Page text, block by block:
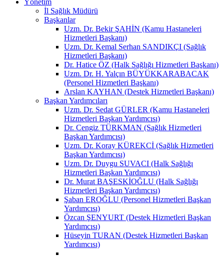
İl Sağlık Müdürü
Başkanlar
Uzm. Dr. Bekir ŞAHİN (Kamu Hastaneleri
Hizmetleri Başkanı)
Uzm. Dr. Kemal Serhan SANDIKÇI (Sağlık
Hizmetleri Başkanı)
Dr. Hatice ÖZ (Halk Sağlığı Hizmetleri Başkanı)
Uzm. Dr. H. Yalçın BÜYÜKKARABACAK
(Personel Hizmetleri Başkanı)
Arslan KAYHAN (Destek Hizmetleri Başkanı)
Başkan Yardımcıları
Uzm. Dr. Sedat GÜRLER (Kamu Hastaneleri
Hizmetleri Başkan Yardımcısı)
Dr. Cengiz TÜRKMAN (Sağlık Hizmetleri
Başkan Yardımcısı)
Uzm. Dr. Koray KÜREKCİ (Sağlık Hizmetleri
Başkan Yardımcısı)
Uzm. Dr. Duygu SUVACI (Halk Sağlığı
Hizmetleri Başkan Yardımcısı)
Dr. Murat BAŞESKİOĞLU (Halk Sağlığı
Hizmetleri Başkan Yardımcısı)
Şaban EROĞLU (Personel Hizmetleri Başkan
Yardımcısı)
Özcan ŞENYURT (Destek Hizmetleri Başkan
Yardımcısı)
Hüseyin TURAN (Destek Hizmetleri Başkan
Yardımcısı)